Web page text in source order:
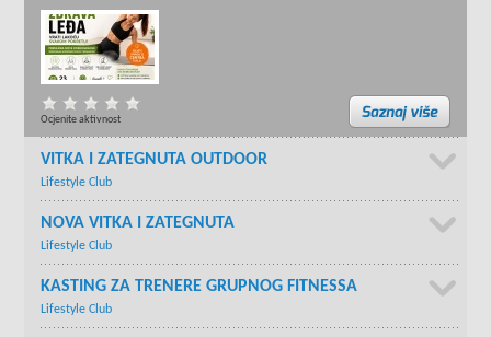
Ocjenite aktivnost
VITKA I ZATEGNUTA OUTDOOR
Lifestyle Club
NOVA VITKA I ZATEGNUTA
Lifestyle Club
KASTING ZA TRENERE GRUPNOG FITNESSA
Lifestyle Club